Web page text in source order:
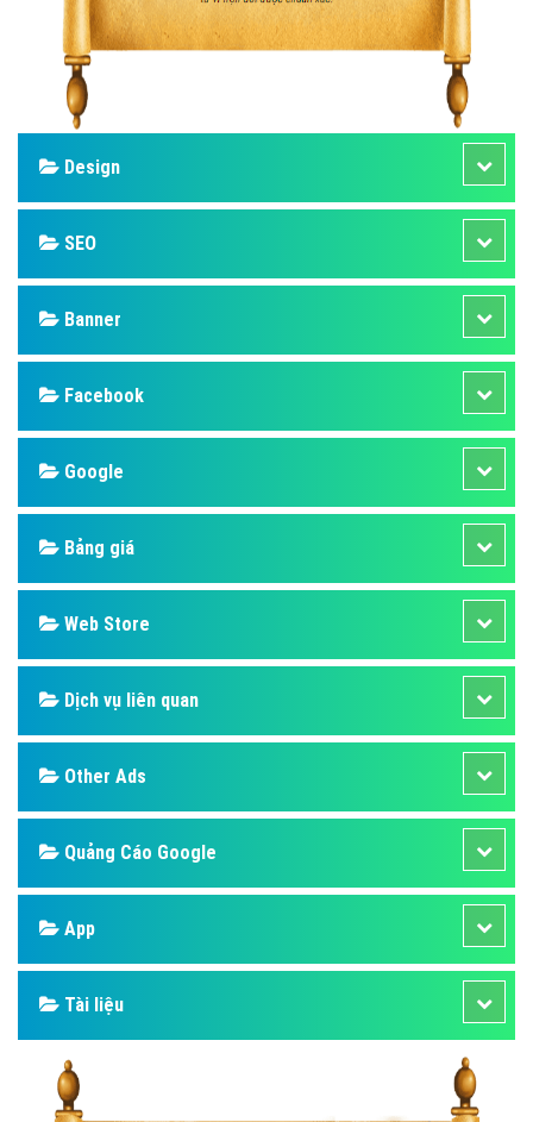
Design
SEO
Banner
Facebook
Google
Bảng giá
Web Store
Dịch vụ liên quan
Other Ads
Quảng Cáo Google
App
Tài liệu